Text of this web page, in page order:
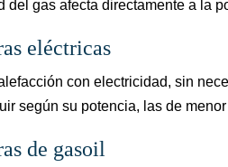
del gas afecta directamente a la
eléctricas
con electricidad, sin
según su potencia, las de
de gasoil